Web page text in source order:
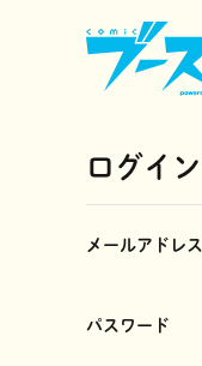
ログイン
メールアドレス
パスワード